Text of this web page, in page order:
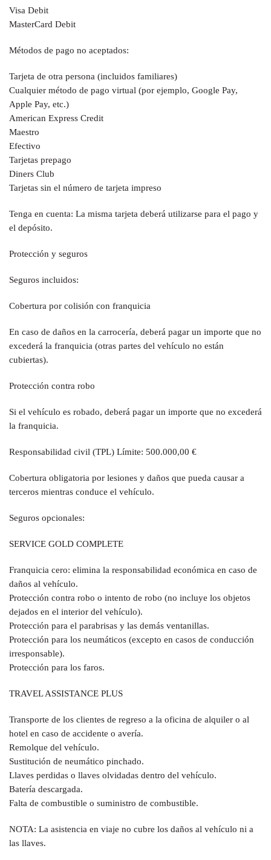
Visa Debit
MasterCard Debit
Métodos de pago no aceptados:
Tarjeta de otra persona (incluidos familiares)
Cualquier método de pago virtual (por ejemplo, Google Pay,
Apple Pay, etc.)
American Express Credit
Maestro
Efectivo
Tarjetas prepago
Diners Club
Tarjetas sin el número de tarjeta impreso
Tenga en cuenta: La misma tarjeta deberá utilizarse para el pago y
el depósito.
Protección y seguros
Seguros incluidos:
Cobertura por colisión con franquicia
En caso de daños en la carrocería, deberá pagar un importe que no
excederá la franquicia (otras partes del vehículo no están
cubiertas).
Protección contra robo
Si el vehículo es robado, deberá pagar un importe que no excederá
la franquicia.
Responsabilidad civil (TPL) Límite: 500.000,00 €
Cobertura obligatoria por lesiones y daños que pueda causar a
terceros mientras conduce el vehículo.
Seguros opcionales:
SERVICE GOLD COMPLETE
Franquicia cero: elimina la responsabilidad económica en caso de
daños al vehículo.
Protección contra robo o intento de robo (no incluye los objetos
dejados en el interior del vehículo).
Protección para el parabrisas y las demás ventanillas.
Protección para los neumáticos (excepto en casos de conducción
irresponsable).
Protección para los faros.
TRAVEL ASSISTANCE PLUS
Transporte de los clientes de regreso a la oficina de alquiler o al
hotel en caso de accidente o avería.
Remolque del vehículo.
Sustitución de neumático pinchado.
Llaves perdidas o llaves olvidadas dentro del vehículo.
Batería descargada.
Falta de combustible o suministro de combustible.
NOTA: La asistencia en viaje no cubre los daños al vehículo ni a
las llaves.